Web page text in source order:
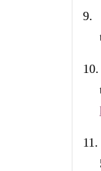
9.
10.
11.